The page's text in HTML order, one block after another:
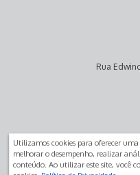
Rua
Utilizamos cookies para oferecer
melhorar o desempenho, realizar
conteúdo. Ao utilizar este site, você